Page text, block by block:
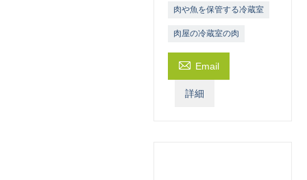
肉や魚を保管する冷蔵室
肉屋の冷蔵室の肉
 Email
詳細